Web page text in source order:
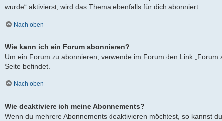
wurde“ aktivierst, wird das Thema ebenfalls für dich abonniert.
Nach oben
Wie kann ich ein Forum abonnieren?
Um ein Forum zu abonnieren, verwende im Forum den Link „Forum
Seite befindet.
Nach oben
Wie deaktiviere ich meine Abonnements?
Wenn du mehrere Abonnements deaktivieren möchtest, so kannst